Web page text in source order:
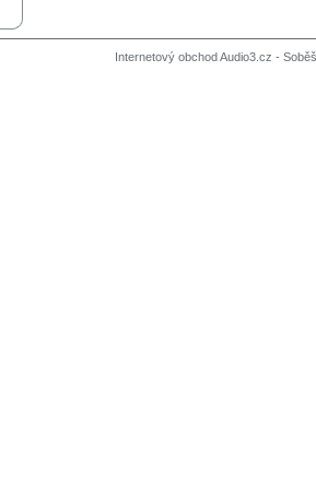
Internetový obchod Audio3.cz -